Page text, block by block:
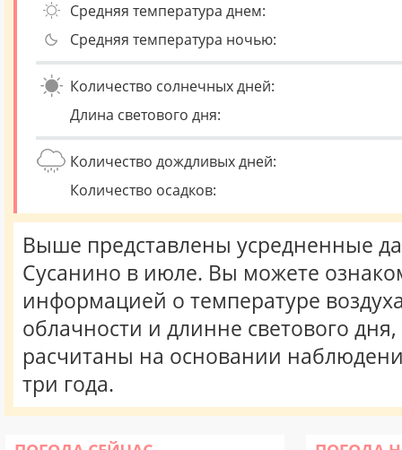
Средняя температура днем:
Средняя температура ночью:
Количество солнечных дней:
Длина светового дня:
Количество дождливых дней:
Количество осадков:
Выше представлены усредненные
Сусанино в июле. Вы можете
информацией о температуре
облачности и длинне светового
расчитаны на основании
три года.